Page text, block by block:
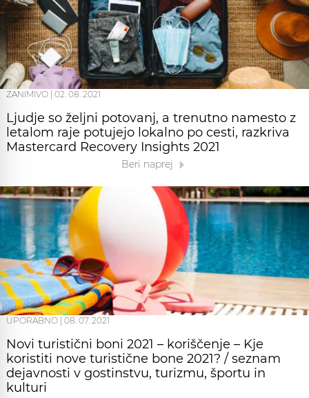
ZANIMIVO 02. 08. 2021
Ljudje so željni potovanj, a trenutno namesto z
letalom raje potujejo lokalno po cesti, razkriva
Mastercard Recovery Insights 2021
Beri naprej
UPORABNO 08. 07. 2021
Novi turistični boni 2021 – koriščenje – Kje
koristiti nove turistične bone 2021? / seznam
dejavnosti v gostinstvu, turizmu, športu in
kulturi